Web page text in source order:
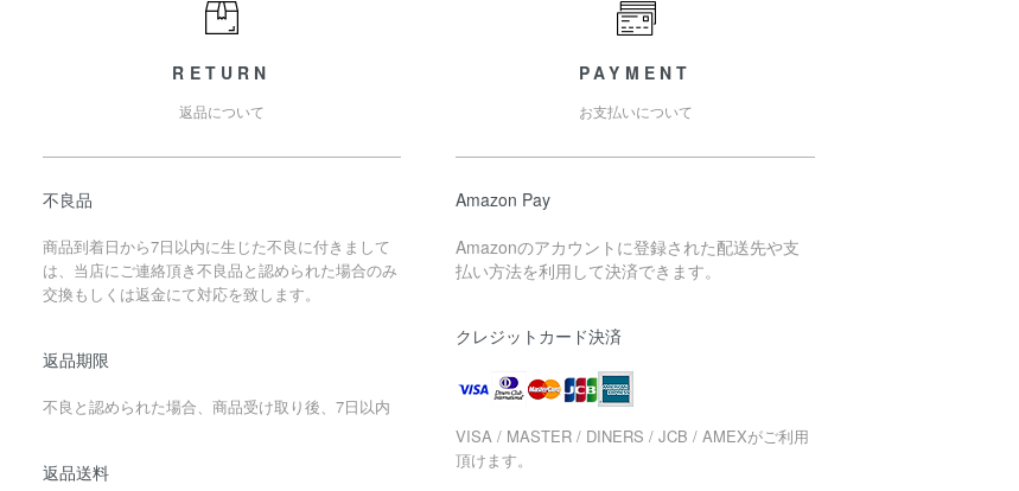
RETURN
返品について
不良品
商品到着日から7日以内に生じた不良に付きまして
は、当店にご連絡頂き不良品と認められた場合のみ
交換もしくは返金にて対応を致します。
返品期限
不良と認められた場合、商品受け取り後、7日以内
返品送料
PAYMENT
お支払いについて
Amazon Pay
Amazonのアカウントに登録された配送先や支
払い方法を利用して決済できます。
クレジットカード決済
VISA / MASTER / DINERS / JCB / AMEXがご利用
頂けます。